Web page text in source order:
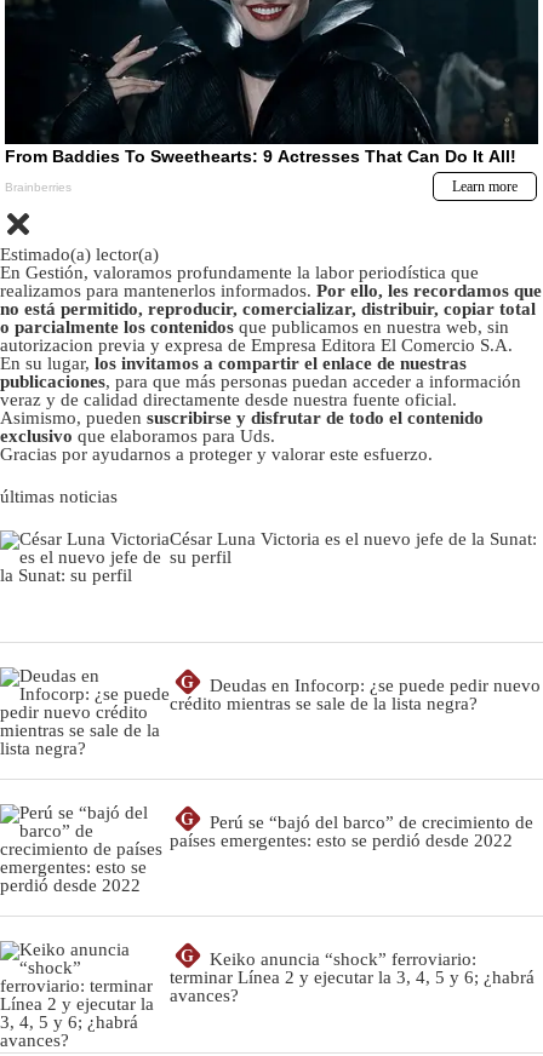
Estimado(a) lector(a)
En Gestión, valoramos profundamente la labor periodística que
realizamos para mantenerlos informados. Por ello, les recordamos que
no está permitido, reproducir, comercializar, distribuir, copiar total
o parcialmente los contenidos que publicamos en nuestra web, sin
autorizacion previa y expresa de Empresa Editora El Comercio S.A.
En su lugar, los invitamos a compartir el enlace de nuestras
publicaciones, para que más personas puedan acceder a información
veraz y de calidad directamente desde nuestra fuente oficial.
Asimismo, pueden suscribirse y disfrutar de todo el contenido
exclusivo que elaboramos para Uds.
Gracias por ayudarnos a proteger y valorar este esfuerzo.
últimas noticias
César Luna Victoria es el nuevo jefe de la Sunat:
su perfil
G
Deudas en Infocorp: ¿se puede pedir nuevo
crédito mientras se sale de la lista negra?
G
Perú se “bajó del barco” de crecimiento de
países emergentes: esto se perdió desde 2022
G
Keiko anuncia “shock” ferroviario:
terminar Línea 2 y ejecutar la 3, 4, 5 y 6; ¿habrá
avances?